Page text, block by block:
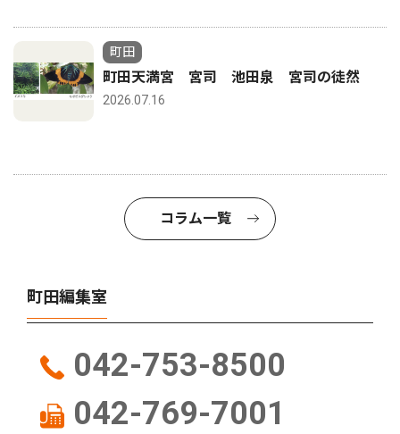
町田
町田天満宮 宮司 池田泉 宮司の徒然
2026.07.16
コラム一覧
町田編集室
042-753-8500
042-769-7001